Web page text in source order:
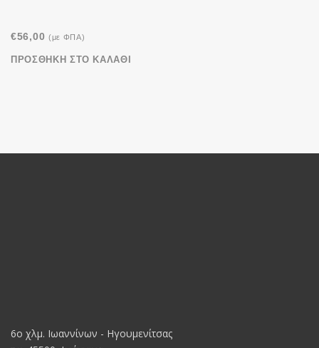
€56,00 (με ΦΠΑ)
ΠΡΟΣΘΉΚΗ ΣΤΟ ΚΑΛΆΘΙ
6o χλμ. Ιωαννίνων - Ηγουμενίτσας